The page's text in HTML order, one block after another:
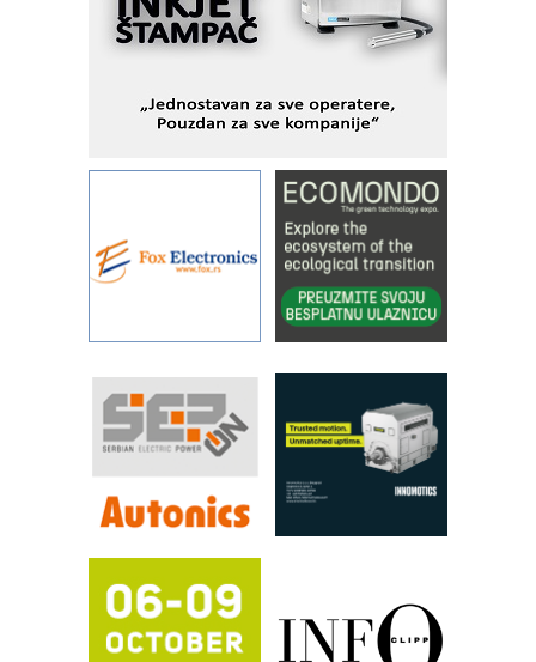
podešavanje u proizvodnji prototipova
KIP KOP – napredna rešenja za
objekte
Alba d.o.o. – 35 godina preciznosti u
IBeRTIM - oprema za ispitivanje
kontrole kvaliteta
STAUFF – Komponente koje
povećavaju pouzdanost hidrauličkih
pouzdanost u transferu fluida
Filtration Group Industrial – Napredna
rešenja za filtraciju u hidrauličkim i
procesnim sistemima
RILINEX kompanije Rittal
FANUC: Najbolje za vašu pametnu
Efikasno upravljanje energijom
Automatizacija pakovanja · Display
(Shelf-Ready) omotnice